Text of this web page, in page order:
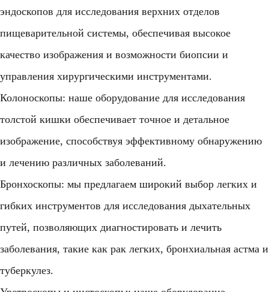
эндоскопов для исследования верхних отделов
пищеварительной системы, обеспечивая высокое
качество изображения и возможности биопсии и
управления хирургическими инструментами.
Колоноскопы: наше оборудование для исследования
толстой кишки обеспечивает точное и детальное
изображение, способствуя эффективному обнаружению
и лечению различных заболеваний.
Бронхоскопы: мы предлагаем широкий выбор легких и
гибких инструментов для исследования дыхательных
путей, позволяющих диагностировать и лечить
заболевания, такие как рак легких, бронхиальная астма и
туберкулез.